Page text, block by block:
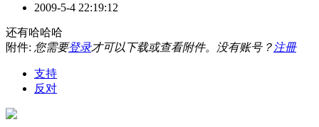
2009-5-4 22:19:12
还有哈哈哈
附件: 您需要登录才可以下载或查看附件。没有账号？ 注冊
支持
反对